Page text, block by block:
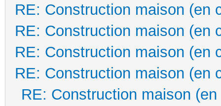
RE: Construction maison (en
RE: Construction maison (en
RE: Construction maison (en
RE: Construction maison (en
RE: Construction maison